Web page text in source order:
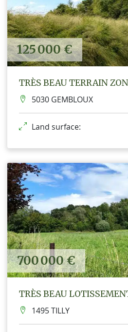
125 000 €
TRÈS BEAU TERRAIN
5030 GEMBLOUX
Land surface:
700 000 €
TRÈS BEAU
1495 TILLY